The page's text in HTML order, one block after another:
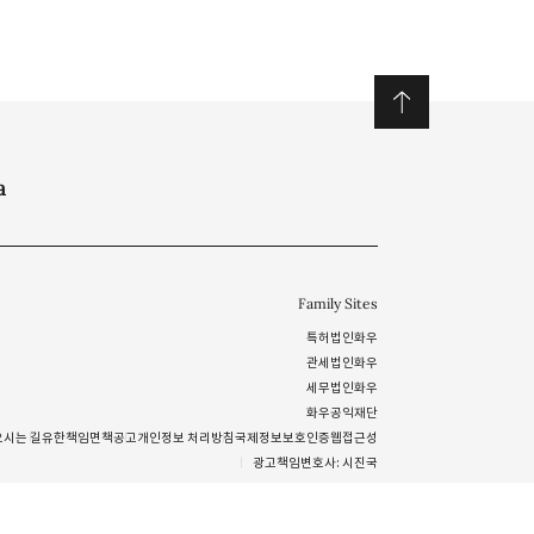
Family Sites
특허법인화우
관세법인화우
세무법인화우
화우공익재단
시는 길유한책임면책공고개인정보 처리방침국제정보보호인증웹접근성
광고책임변호사: 시진국